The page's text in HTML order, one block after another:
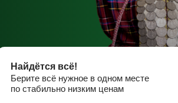
Найдётся всё!
Берите всё нужное в одном месте
по стабильно низким ценам